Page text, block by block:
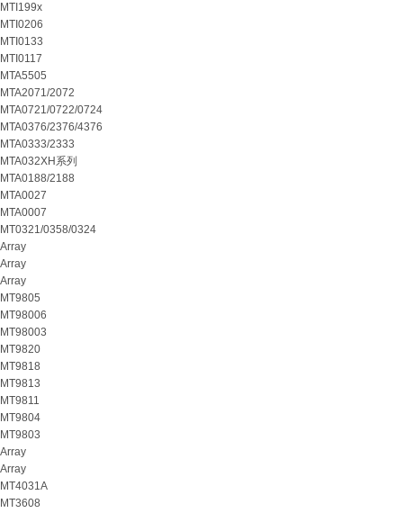
MTI199x
MTI0206
MTI0133
MTI0117
MTA5505
MTA2071/2072
MTA0721/0722/0724
MTA0376/2376/4376
MTA0333/2333
MTA032XH系列
MTA0188/2188
MTA0027
MTA0007
MT0321/0358/0324
Array
Array
Array
MT9805
MT98006
MT98003
MT9820
MT9818
MT9813
MT9811
MT9804
MT9803
Array
Array
MT4031A
MT3608